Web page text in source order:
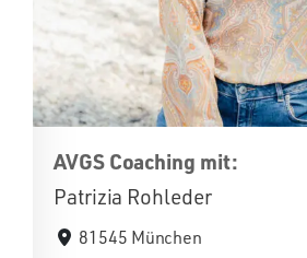
AVGS Coaching mit:
Patrizia Rohleder
81545 München